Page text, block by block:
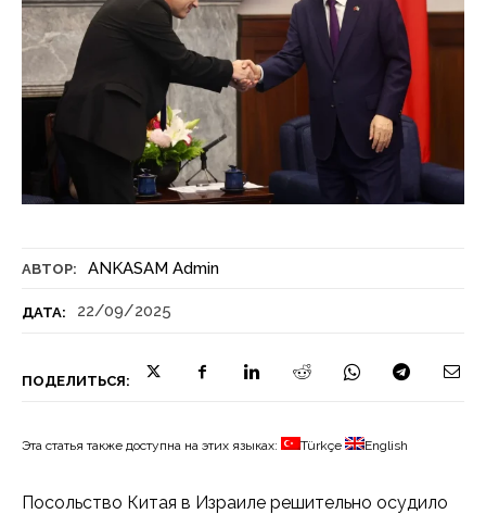
АВТОР: ANKASAM Admin
ДАТА: 22/09/2025
ПОДЕЛИТЬСЯ:
Эта статья также доступна на этих языках: Türkçe English
Посольство Китая в Израиле решительно осудило